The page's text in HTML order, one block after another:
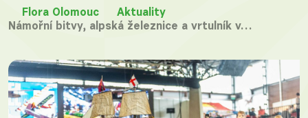
Flora Olomouc
Aktuality
Námořní bitvy, alpská železnice a vrtulník v…